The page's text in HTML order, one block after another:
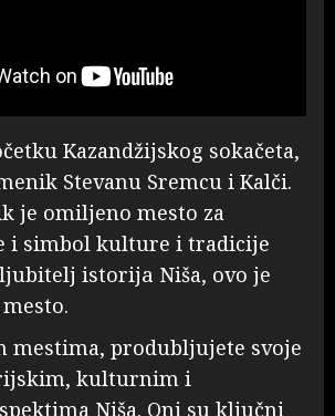
Kazandžijskog sokačeta,
Stevanu Sremcu i Kalči.
je omiljeno mesto za
i simbol kulture i tradicije
istorijа Niša, ovo je
mestima, produbljujete svoje
kulturnim i
Niša. Oni su ključni